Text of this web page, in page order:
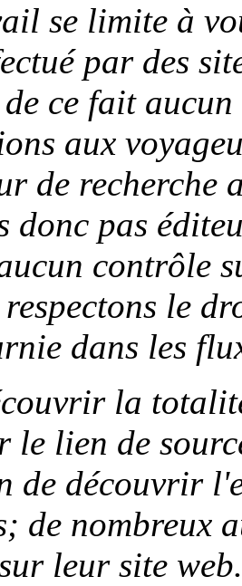
se limite à
par des
ce fait
aux
de recherche
donc pas
contrôle
le
dans les
la
le lien de
de découvrir
de nombreux
leur site